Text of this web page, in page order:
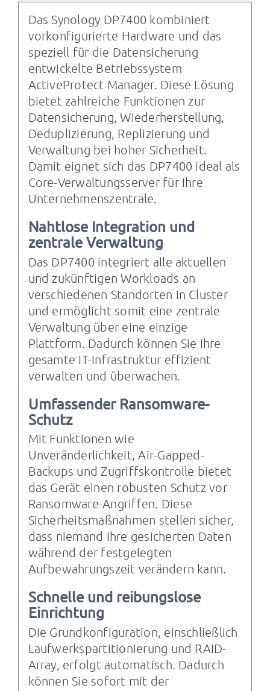
Das Synology DP7400 kombiniert
vorkonfigurierte Hardware und das
speziell für die Datensicherung
entwickelte Betriebssystem
ActiveProtect Manager. Diese Lösung
bietet zahlreiche Funktionen zur
Datensicherung, Wiederherstellung,
Deduplizierung, Replizierung und
Verwaltung bei hoher Sicherheit.
Damit eignet sich das DP7400 ideal als
Core-Verwaltungsserver für Ihre
Unternehmenszentrale.
Nahtlose Integration und
zentrale Verwaltung
Das DP7400 integriert alle aktuellen
und zukünftigen Workloads an
verschiedenen Standorten in Cluster
und ermöglicht somit eine zentrale
Verwaltung über eine einzige
Plattform. Dadurch können Sie Ihre
gesamte IT-Infrastruktur effizient
verwalten und überwachen.
Umfassender Ransomware-
Schutz
Mit Funktionen wie
Unveränderlichkeit, Air-Gapped-
Backups und Zugriffskontrolle bietet
das Gerät einen robusten Schutz vor
Ransomware-Angriffen. Diese
Sicherheitsmaßnahmen stellen sicher,
dass niemand Ihre gesicherten Daten
während der festgelegten
Aufbewahrungszeit verändern kann.
Schnelle und reibungslose
Einrichtung
Die Grundkonfiguration, einschließlich
Laufwerkspartitionierung und RAID-
Array, erfolgt automatisch. Dadurch
können Sie sofort mit der